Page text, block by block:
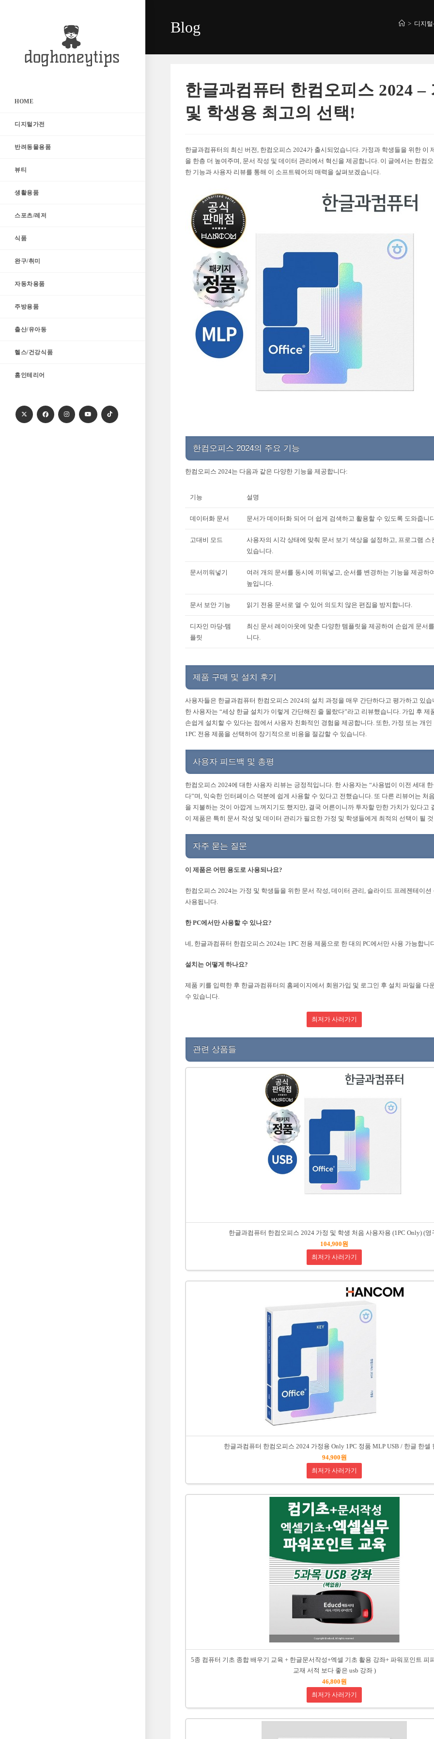
HOME
디지털가전
반려동물용품
뷰티
생활용품
스포츠/레저
식품
완구/취미
자동차용품
주방용품
출산/유아동
헬스/건강식품
홈인테리어
Blog > 디지
한글과컴퓨터 한컴오피스 2024 –
및 학생용 최고의 선택!
한글과컴퓨터의 최신 버전, 한컴오피스 2024가 출시되었습니다. 가정과 학생들을 위한 이
을 한층 더 높여주며, 문서 작성 및 데이터 관리에서 혁신을 제공합니다. 이 글에서는 한컴
한 기능과 사용자 리뷰를 통해 이 소프트웨어의 매력을 살펴보겠습니다.
한컴오피스 2024의 주요 기능
한컴오피스 2024는 다음과 같은 다양한 기능을 제공합니다:
기능 설명
데이터화 문서 문서가 데이터화 되어 더 쉽게 검색하고 활용할 수 있도록 도와줍니
고대비 모드
사용자의 시각 상태에 맞춰 문서 보기 색상을 설정하고, 프로그램 스
있습니다.
문서끼워넣기
여러 개의 문서를 동시에 끼워넣고, 순서를 변경하는 기능을 제공하
높입니다.
문서 보안 기능 읽기 전용 문서로 열 수 있어 의도치 않은 편집을 방지합니다.
디자인 마당-템
플릿
최신 문서 레이아웃에 맞춘 다양한 템플릿을 제공하여 손쉽게 문서
니다.
제품 구매 및 설치 후기
사용자들은 한글과컴퓨터 한컴오피스 2024의 설치 과정을 매우 간단하다고 평가하고 있
한 사용자는 “세상 한글 설치가 이렇게 간단해진 줄 몰랐다”라고 리뷰했습니다. 가입 후 제
손쉽게 설치할 수 있다는 점에서 사용자 친화적인 경험을 제공합니다. 또한, 가정 또는 개
1PC 전용 제품을 선택하여 장기적으로 비용을 절감할 수 있습니다.
사용자 피드백 및 총평
한컴오피스 2024에 대한 사용자 리뷰는 긍정적입니다. 한 사용자는 “사용법이 이전 세대
다”며, 익숙한 인터페이스 덕분에 쉽게 사용할 수 있다고 전했습니다. 또 다른 리뷰어는 처
을 지불하는 것이 아깝게 느껴지기도 했지만, 결국 어른이니까 투자할 만한 가치가 있다고
이 제품은 특히 문서 작성 및 데이터 관리가 필요한 가정 및 학생들에게 최적의 선택이 될
자주 묻는 질문
이 제품은 어떤 용도로 사용되나요?
한컴오피스 2024는 가정 및 학생들을 위한 문서 작성, 데이터 관리, 슬라이드 프레젠테이션
사용됩니다.
한 PC에서만 사용할 수 있나요?
네, 한글과컴퓨터 한컴오피스 2024는 1PC 전용 제품으로 한 대의 PC에서만 사용 가능합니
설치는 어떻게 하나요?
제품 키를 입력한 후 한글과컴퓨터의 홈페이지에서 회원가입 및 로그인 후 설치 파일을 다
수 있습니다.
최저가 사러가기
관련 상품들
한글과컴퓨터 한컴오피스 2024 가정 및 학생 처음 사용자용 (1PC Only) (영
104,900원
최저가 사러가기
한글과컴퓨터 한컴오피스 2024 가정용 Only 1PC 정품 MLP USB / 한글 한셀
94,900원
최저가 사러가기
5종 컴퓨터 기초 종합 배우기 교육 + 한글문서작성+엑셀 기초 활용 강좌+ 파워포인트 피
교재 서적 보다 좋은 usb 강좌 )
46,800원
최저가 사러가기